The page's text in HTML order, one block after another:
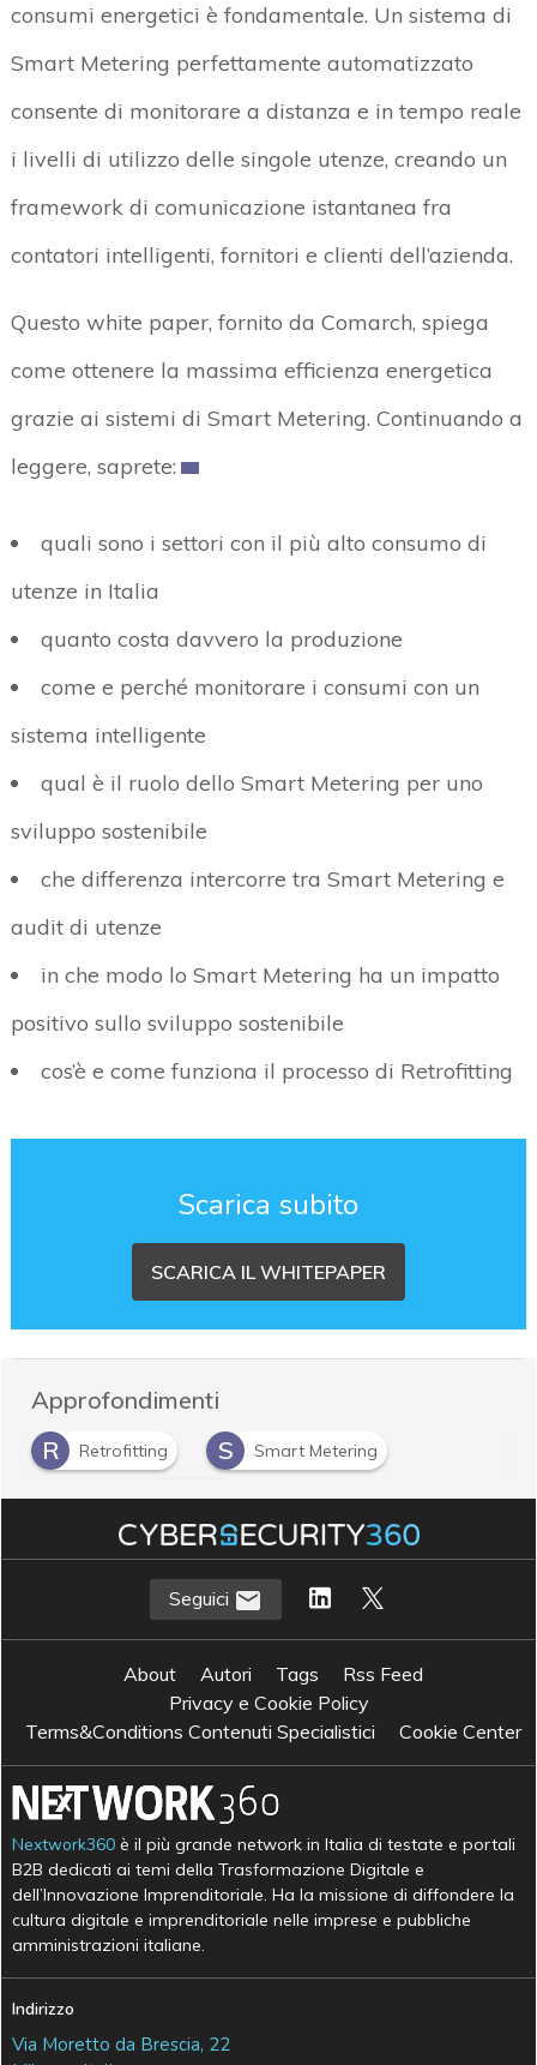
consumi energetici è fondamentale. Un sistema di
Smart Metering perfettamente automatizzato
consente di monitorare a distanza e in tempo reale
i livelli di utilizzo delle singole utenze, creando un
framework di comunicazione istantanea fra
contatori intelligenti, fornitori e clienti dell’azienda.
Questo white paper, fornito da Comarch, spiega
come ottenere la massima efficienza energetica
grazie ai sistemi di Smart Metering. Continuando a
leggere, saprete:
quali sono i settori con il più alto consumo di
utenze in Italia
quanto costa davvero la produzione
come e perché monitorare i consumi con un
sistema intelligente
qual è il ruolo dello Smart Metering per uno
sviluppo sostenibile
che differenza intercorre tra Smart Metering e
audit di utenze
in che modo lo Smart Metering ha un impatto
positivo sullo sviluppo sostenibile
cos’è e come funziona il processo di Retrofitting
Scarica subito
SCARICA IL WHITEPAPER
Approfondimenti
R
Retrofitting S Smart Metering
S sviluppo sostenibile
Seguici
About Autori Tags
Rss Feed
Privacy e Cookie Policy
Terms&Conditions Contenuti Specialistici
Cookie Center
Nextwork360 è il più grande network in Italia di testate e portali
B2B dedicati ai temi della Trasformazione Digitale e
dell’Innovazione Imprenditoriale. Ha la missione di diffondere la
cultura digitale e imprenditoriale nelle imprese e pubbliche
amministrazioni italiane.
Indirizzo
Via Moretto da Brescia, 22